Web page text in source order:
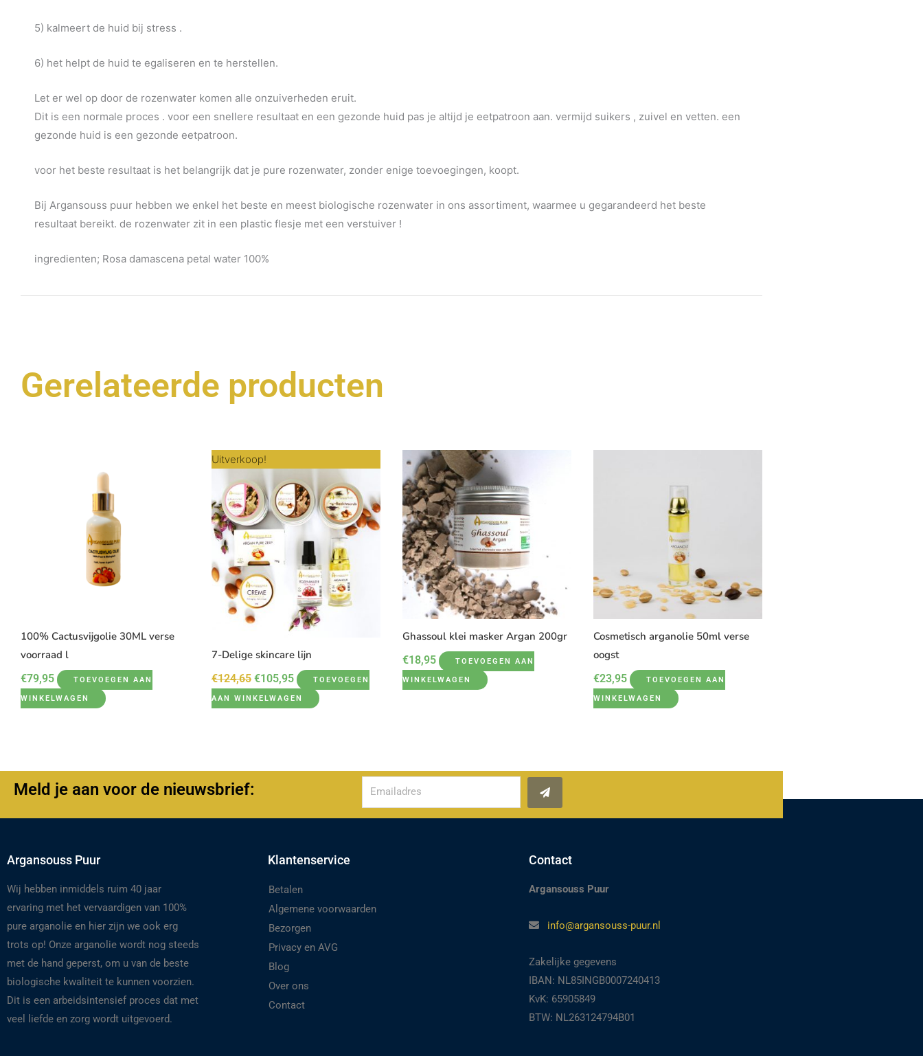
5) kalmeert de huid bij stress .
6) het helpt de huid te egaliseren en te herstellen.
Let er wel op door de rozenwater komen alle onzuiverheden eruit.
Dit is een normale proces . voor een snellere resultaat en een gezonde huid pas je altijd je eetpatroon aan. vermijd suikers , zuivel en vetten. een
gezonde huid is een gezonde eetpatroon.
voor het beste resultaat is het belangrijk dat je pure rozenwater, zonder enige toevoegingen, koopt.
Bij Argansouss puur hebben we enkel het beste en meest biologische rozenwater in ons assortiment, waarmee u gegarandeerd het beste
resultaat bereikt. de rozenwater zit in een plastic flesje met een verstuiver !
ingredienten; Rosa damascena petal water 100%
Gerelateerde producten
100% Cactusvijgolie 30ML verse
voorraad l
€79,95 TOEVOEGEN AAN
WINKELWAGEN
Uitverkoop!
7-Delige skincare lijn
€124,65
Oorspronkelijke
prijs
was:
€124,65.
€105,95
prijs
is:
€105,95.
TOEVOEGEN
AAN WINKELWAGEN
Ghassoul klei masker Argan 200gr
€18,95 TOEVOEGEN AAN
WINKELWAGEN
Cosmetisch arganolie 50ml verse
oogst
€23,95 TOEVOEGEN AAN
WINKELWAGEN
Meld je aan voor de nieuwsbrief: Verzenden
Argansouss Puur
Wij hebben inmiddels ruim 40 jaar
ervaring met het vervaardigen van 100%
pure arganolie en hier zijn we ook erg
trots op! Onze arganolie wordt nog steeds
met de hand geperst, om u van de beste
biologische kwaliteit te kunnen voorzien.
Dit is een arbeidsintensief proces dat met
veel liefde en zorg wordt uitgevoerd.
Klantenservice
Betalen
Algemene voorwaarden
Bezorgen
Privacy en AVG
Blog
Over ons
Contact
Contact
Argansouss Puur
info@argansouss-puur.nl
Zakelijke gegevens
IBAN: NL85INGB0007240413
KvK: 65905849
BTW: NL263124794B01